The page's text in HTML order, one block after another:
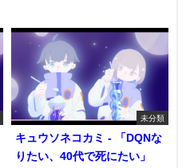
未分類
キュウソネコカミ - 「DQNな
りたい、40代で死にたい」